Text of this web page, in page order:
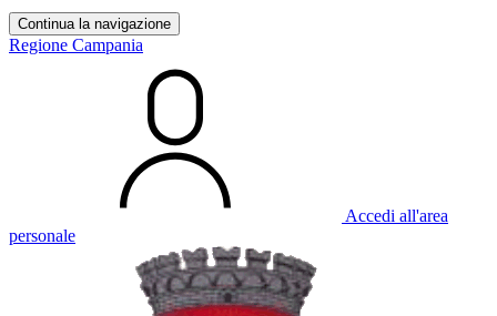
Continua la navigazione
Regione Campania
Accedi all'area
personale